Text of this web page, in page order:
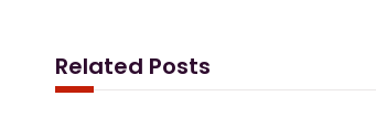
o
o
d
Related Posts